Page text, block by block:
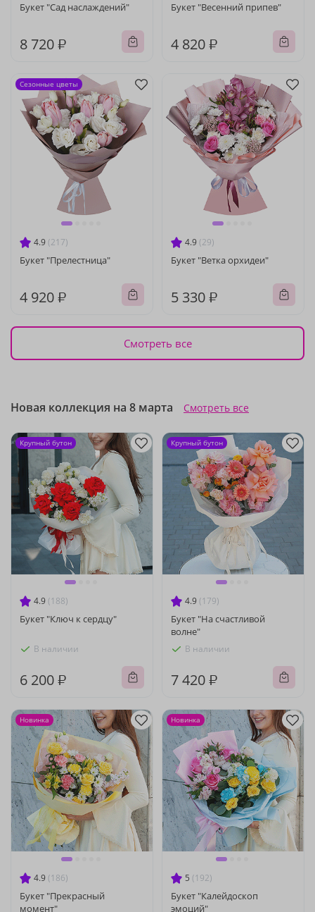
Букет "Сад наслаждений"
8 720 ₽
Букет "Весенний припев"
4 820 ₽
4.9 (217)
Букет "Прелестница"
4 920 ₽
Сезонные цветы
4.9 (29)
Букет "Ветка орхидеи"
5 330 ₽
Смотреть все
Новая коллекция на 8 марта Смотреть все
4.9 (188)
Букет "Ключ к сердцу"
В наличии
6 200 ₽
Крупный бутон
4.9 (179)
Букет "На счастливой
волне"
В наличии
7 420 ₽
Крупный бутон
4.9 (186)
Букет "Прекрасный
момент"
Новинка
5 (192)
Букет "Калейдоскоп
эмоций"
Новинка